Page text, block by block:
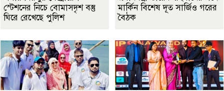
স্টেশনের নিচে বোমাসদৃশ বস্তু
ঘিরে রেখেছে পুলিশ
মার্কিন বিশেষ দূত সার্জিও গরের
বৈঠক